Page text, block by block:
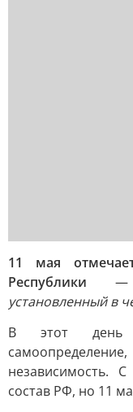
11 мая
Республики
установленный в
В этот день
независимость.
состав РФ, но 11